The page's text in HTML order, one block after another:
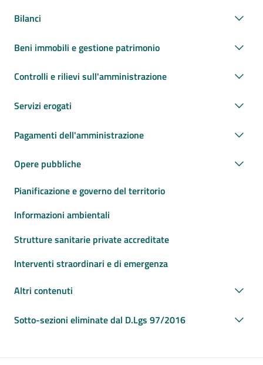
Bilanci
Beni immobili e gestione patrimonio
Controlli e rilievi sull'amministrazione
Servizi erogati
Pagamenti dell'amministrazione
Opere pubbliche
Pianificazione e governo del territorio
Informazioni ambientali
Strutture sanitarie private accreditate
Interventi straordinari e di emergenza
Altri contenuti
Sotto-sezioni eliminate dal D.Lgs 97/2016